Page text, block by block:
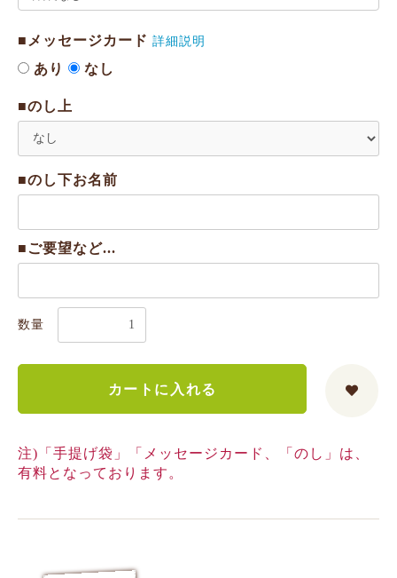
■メッセージカード 詳細説明
あり なし
■のし上
■のし下お名前
■ご要望など...
数量
カートに入れる
注)「手提げ袋」「メッセージカード、「のし」は、
有料となっております。